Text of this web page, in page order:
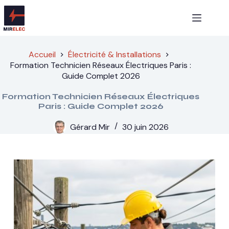
Passer
contenu
Accueil
Électricité & Installations
Formation Technicien Réseaux Électriques Paris :
Guide Complet 2026
Formation Technicien Réseaux Électriques
Paris : Guide Complet 2026
Gérard Mir 30 juin 2026